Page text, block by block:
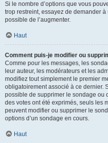
Si le nombre d’options que vous
trop restreint, essayez de demander
possible de l’augmenter.
Haut
Comment puis-je modifier ou
Comme pour les messages, les
leur auteur, les modérateurs et les
modifiez tout simplement le premier
obligatoirement associé à ce dernier.
possible de supprimer le sondage ou
des votes ont été exprimés, seuls les
peuvent modifier ou supprimer le
options d’un sondage en cours.
Haut